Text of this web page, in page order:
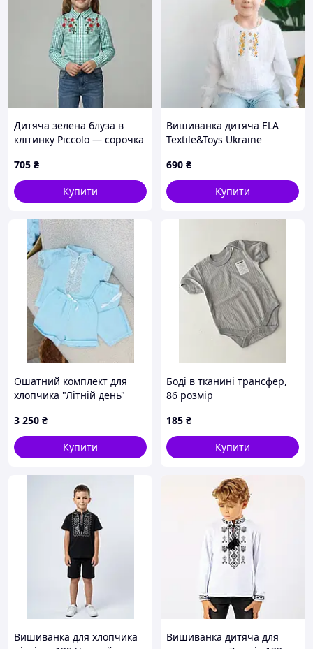
Дитяча зелена блуза в
клітинку Piccolo — сорочка
гладдю (розміри 122-170)
705 ₴
Купити
Вишиванка дитяча ELA
Textile&Toys Ukraine
Білий/Жовтий ES001WT 104
690 ₴
Купити
Ошатний комплект для
хлопчика "Літній день"
3 250 ₴
Купити
Боді в тканині трансфер,
86 розмір
185 ₴
Купити
Вишиванка для хлопчика
Вишиванка дитяча для